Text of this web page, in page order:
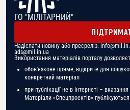
ГО "МІЛІТАРНИЙ"
Надіслати новину або пресреліз:
ads@mil.in.ua
Використання матеріалів порталу
обов'язкове пряме, відкрите для
конкретний матеріал
при публікації не в Інтернеті –
Матеріали «Спецпроектів»